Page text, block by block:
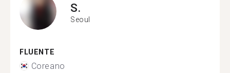
S.
Seoul
FLUENTE
Coreano